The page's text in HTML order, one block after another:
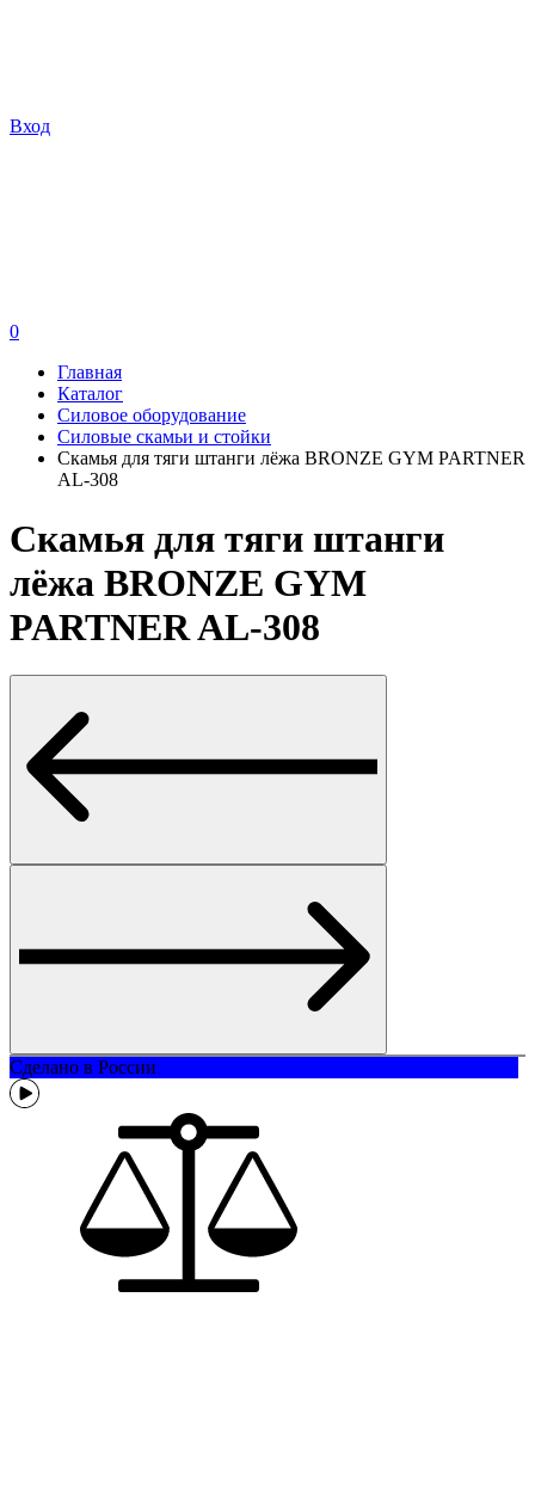
Вход
0
Главная
Каталог
Силовое оборудование
Силовые скамьи и стойки
Скамья для тяги штанги лёжа BRONZE GYM PARTNER
AL-308
Скамья для тяги штанги
лёжа BRONZE GYM
PARTNER AL-308
Сделано в России